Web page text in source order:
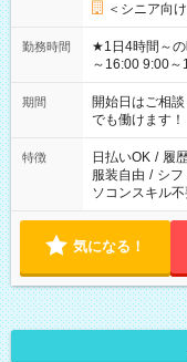
＜シニア向
勤務時間
★1日4時間～の時短シフトOK
～16:00 9:00～
の場合、他の
せん ※法令に
象となります ※
り、短時間・
期間
開始日はご相
でも働けます！
特徴 日払いOK / 履
服装自由 / シフ
ソコンスキル
気になる！